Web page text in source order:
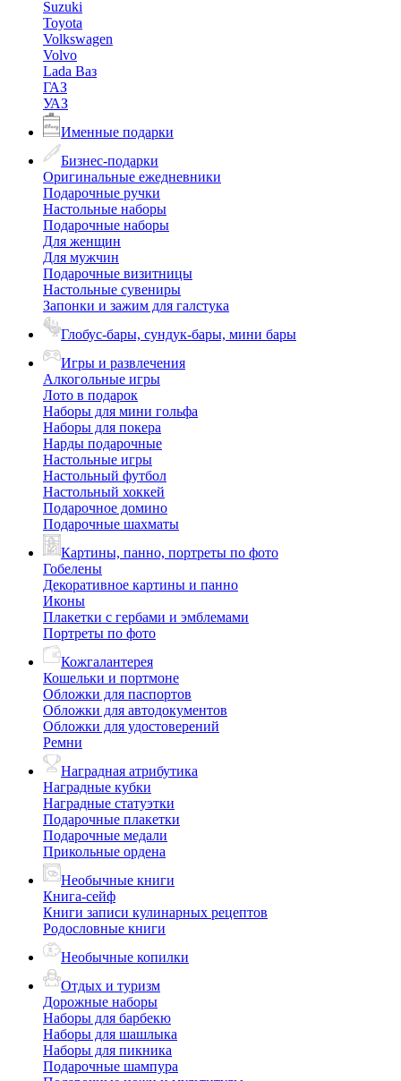
Suzuki
Toyota
Volkswagen
Volvo
Lada Ваз
ГАЗ
УАЗ
Именные подарки
Бизнес-подарки
Оригинальные ежедневники
Подарочные ручки
Настольные наборы
Подарочные наборы
Для женщин
Для мужчин
Подарочные визитницы
Настольные сувениры
Запонки и зажим для галстука
Глобус-бары, сундук-бары, мини бары
Игры и развлечения
Алкогольные игры
Лото в подарок
Наборы для мини гольфа
Наборы для покера
Нарды подарочные
Настольные игры
Настольный футбол
Настольный хоккей
Подарочное домино
Подарочные шахматы
Картины, панно, портреты по фото
Гобелены
Декоративное картины и панно
Иконы
Плакетки с гербами и эмблемами
Портреты по фото
Кожгалантерея
Кошельки и портмоне
Обложки для паспортов
Обложки для автодокументов
Обложки для удостоверений
Ремни
Наградная атрибутика
Наградные кубки
Наградные статуэтки
Подарочные плакетки
Подарочные медали
Прикольные ордена
Необычные книги
Книга-сейф
Книги записи кулинарных рецептов
Родословные книги
Необычные копилки
Отдых и туризм
Дорожные наборы
Наборы для барбекю
Наборы для шашлыка
Наборы для пикника
Подарочные шампура